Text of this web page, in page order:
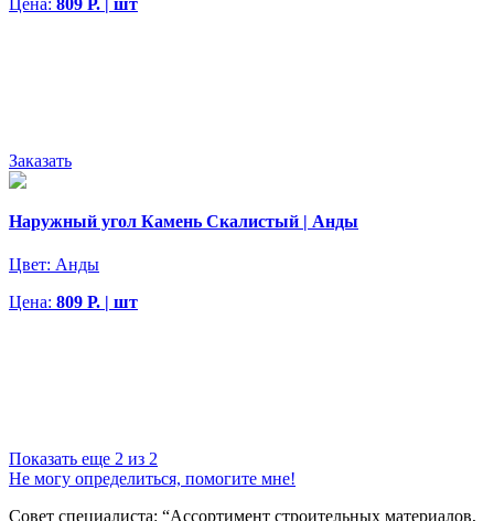
Цена: 809 Р. | шт
Заказать
Наружный угол Камень Скалистый | Анды
Цвет: Анды
Цена: 809 Р. | шт
Показать еще 2 из 2
Не могу определиться, помогите мне!
Совет специалиста: “Ассортимент строительных материалов,